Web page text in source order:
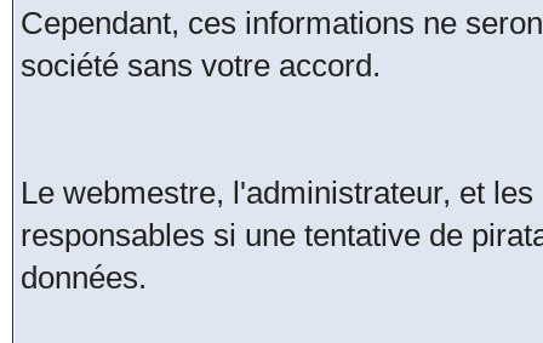
Cependant, ces informations ne
société sans votre accord.
Le webmestre, l'administrateur, et
responsables si une tentative de
données.